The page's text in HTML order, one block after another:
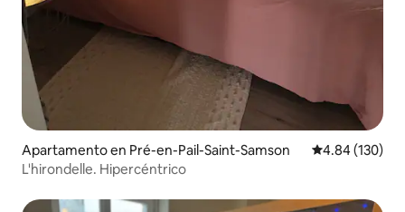
Apartamento en Pré-en-Pail-Saint-Samson Calificación
4.84 (130)
L'hirondelle. Hipercéntrico